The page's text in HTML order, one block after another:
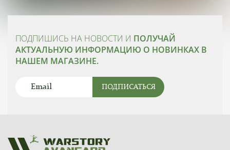
ПОДПИШИСЬ НА НОВОСТИ И ПОЛУЧАЙ
АКТУАЛЬНУЮ ИНФОРМАЦИЮ О НОВИНКАХ В
НАШЕМ МАГАЗИНЕ.
ПОДПИСАТЬСЯ